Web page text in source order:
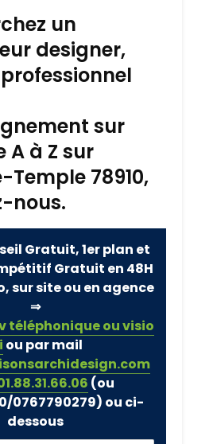
un
designer,
sur
A à Z sur
78910,
nous.
Gratuit, 1er plan et
Gratuit en 48H
sur site ou en agence
⇒
téléphonique ou visio
ou par mail
(ou
0767790279) ou ci-
dessous